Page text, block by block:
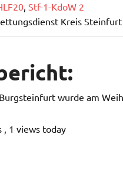
, Stf-1-KdoW 2
Kreis Steinfurt
wurde am
, 1 views today